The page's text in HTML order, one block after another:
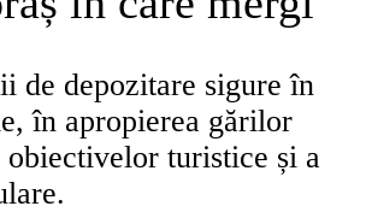
de depozitare sigure în
în apropierea gărilor
turistice și a